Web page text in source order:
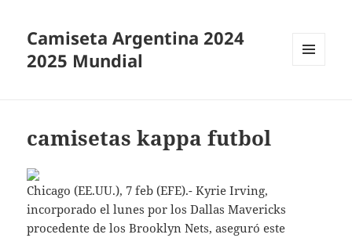
Camiseta Argentina 2024
2025 Mundial
camisetas kappa futbol
Chicago (EE.UU.), 7 feb (EFE).- Kyrie Irving,
incorporado el lunes por los Dallas Mavericks
procedente de los Brooklyn Nets, aseguró este